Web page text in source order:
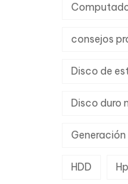
consejos
Disco de
Disco duro
HDD Hp